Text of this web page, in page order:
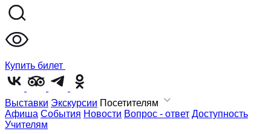
Купить билет
Выставки Экскурсии Посетителям
Афиша События Новости Вопрос - ответ Доступность
Учителям